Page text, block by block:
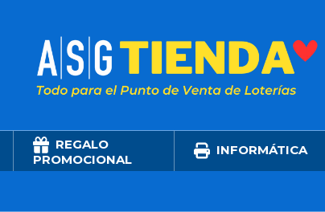
REGALO
PROMOCIONAL
INFORMÁTICA